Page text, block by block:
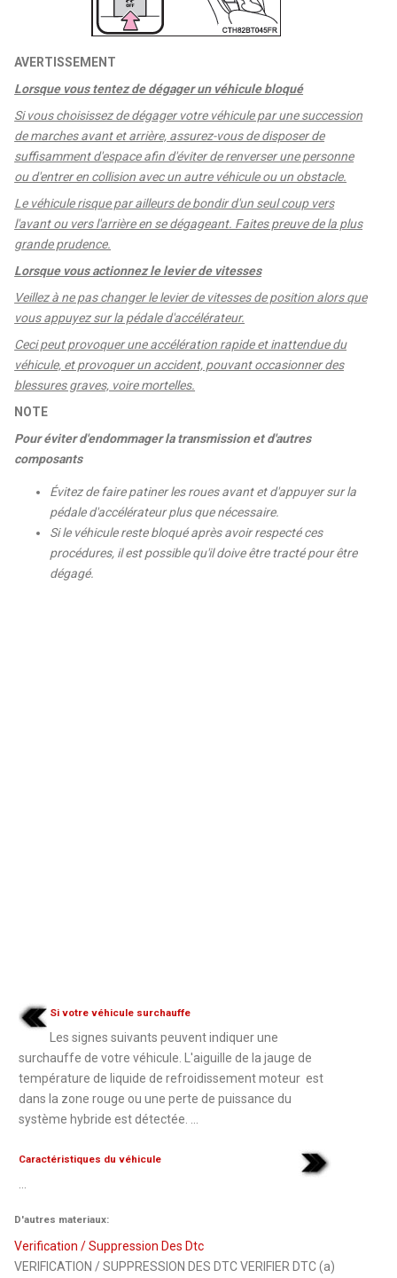
AVERTISSEMENT
Lorsque vous tentez de dégager un véhicule bloqué
Si vous choisissez de dégager votre véhicule par une succession
de marches avant et arrière, assurez-vous de disposer de
suffisamment d'espace afin d'éviter de renverser une personne
ou d'entrer en collision avec un autre véhicule ou un obstacle.
Le véhicule risque par ailleurs de bondir d'un seul coup vers
l'avant ou vers l'arrière en se dégageant. Faites preuve de la plus
grande prudence.
Lorsque vous actionnez le levier de vitesses
Veillez à ne pas changer le levier de vitesses de position alors que
vous appuyez sur la pédale d'accélérateur.
Ceci peut provoquer une accélération rapide et inattendue du
véhicule, et provoquer un accident, pouvant occasionner des
blessures graves, voire mortelles.
NOTE
Pour éviter d'endommager la transmission et d'autres
composants
Évitez de faire patiner les roues avant et d'appuyer sur la
pédale d'accélérateur plus que nécessaire.
Si le véhicule reste bloqué après avoir respecté ces
procédures, il est possible qu'il doive être tracté pour être
dégagé.
Si votre véhicule surchauffe
Les signes suivants peuvent indiquer une
surchauffe de votre véhicule. L'aiguille de la jauge de
température de liquide de refroidissement moteur est
dans la zone rouge ou une perte de puissance du
système hybride est détectée. ...
Caractéristiques du véhicule
D'autres materiaux:
Verification / Suppression Des Dtc
VERIFICATION / SUPPRESSION DES DTC VERIFIER DTC (a)